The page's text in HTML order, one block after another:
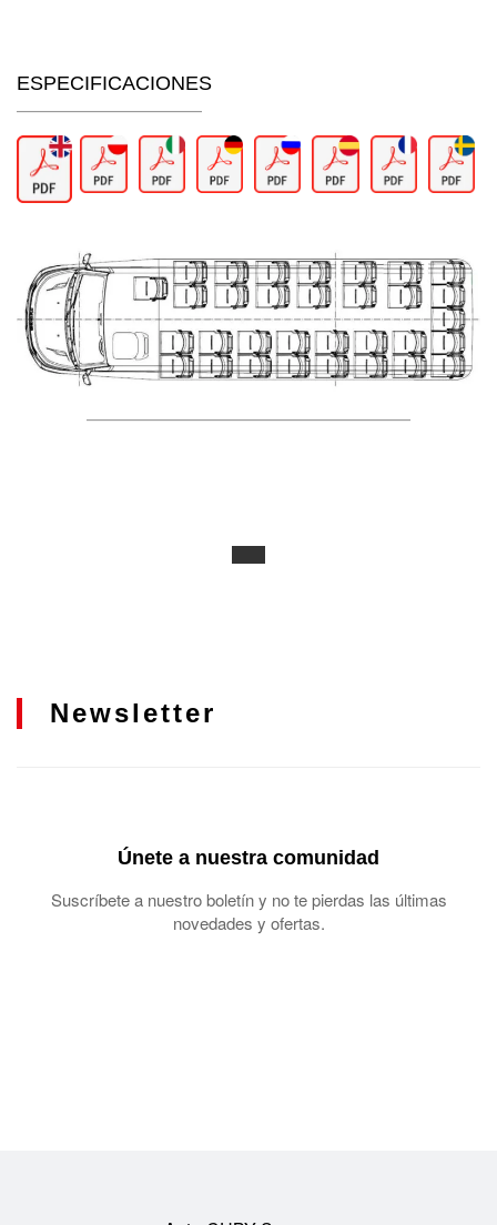
ESPECIFICACIONES
Newsletter
Únete a nuestra comunidad
Suscríbete a nuestro boletín y no te pierdas las últimas
novedades y ofertas.